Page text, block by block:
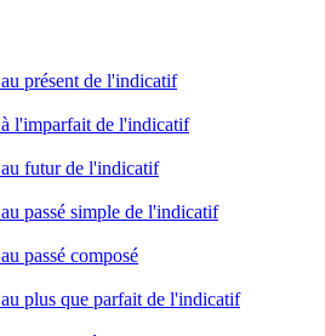
au présent de l'indicatif
à l'imparfait de l'indicatif
au futur de l'indicatif
au passé simple de l'indicatif
au passé composé
au plus que parfait de l'indicatif